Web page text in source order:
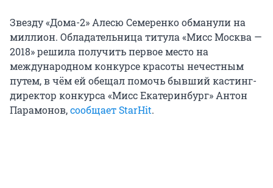
Звезду «Дома-2» Алесю Семеренко обманули на
миллион. Обладательница титула «Мисс Москва —
2018» решила получить первое место на
международном конкурсе красоты нечестным
путем, в чём ей обещал помочь бывший кастинг-
директор конкурса «Мисс Екатеринбург» Антон
Парамонов,сообщает StarHit.